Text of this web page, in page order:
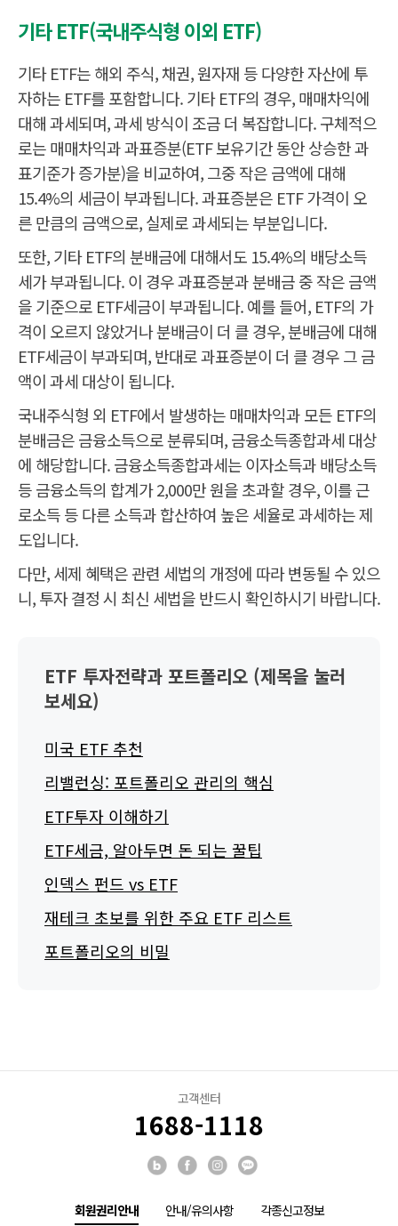
E
T
F
매
도
후
매
매
익
세
현
재
증
거
래
세
부
과
대
상
서
제
외
)
매
차
과
유
간
동
안
의
과
표
기
준
상
승
분
중
작
은
금
액
기
준
분
배
금
배
당
소
득
세
1
5.
4
%
당
소
득
세
5.
%
기타 ETF(국내주식형 이외 ETF)
기타 ETF는 해외 주식, 채권, 원자재 등 다양한 자산에 투
자하는 ETF를 포함합니다. 기타 ETF의 경우, 매매차익에
대해 과세되며, 과세 방식이 조금 더 복잡합니다. 구체적으
로는 매매차익과 과표증분(ETF 보유기간 동안 상승한 과
표기준가 증가분)을 비교하여, 그중 작은 금액에 대해
15.4%의 세금이 부과됩니다. 과표증분은 ETF 가격이 오
른 만큼의 금액으로, 실제로 과세되는 부분입니다.
또한, 기타 ETF의 분배금에 대해서도 15.4%의 배당소득
세가 부과됩니다. 이 경우 과표증분과 분배금 중 작은 금액
을 기준으로 ETF세금이 부과됩니다. 예를 들어, ETF의 가
격이 오르지 않았거나 분배금이 더 클 경우, 분배금에 대해
ETF세금이 부과되며, 반대로 과표증분이 더 클 경우 그 금
액이 과세 대상이 됩니다.
국내주식형 외 ETF에서 발생하는 매매차익과 모든 ETF의
분배금은 금융소득으로 분류되며, 금융소득종합과세 대상
에 해당합니다. 금융소득종합과세는 이자소득과 배당소득
등 금융소득의 합계가 2,000만 원을 초과할 경우, 이를 근
로소득 등 다른 소득과 합산하여 높은 세율로 과세하는 제
도입니다.
다만, 세제 혜택은 관련 세법의 개정에 따라 변동될 수 있으
니, 투자 결정 시 최신 세법을 반드시 확인하시기 바랍니다.
ETF 투자전략과 포트폴리오 (제목을 눌러
보세요)
미국 ETF 추천
리밸런싱: 포트폴리오 관리의 핵심
ETF투자 이해하기
ETF세금, 알아두면 돈 되는 꿀팁
인덱스 펀드 vs ETF
재테크 초보를 위한 주요 ETF 리스트
포트폴리오의 비밀
고객센터
1688-1118
회원권리안내 안내/유의사항 각종신고정보